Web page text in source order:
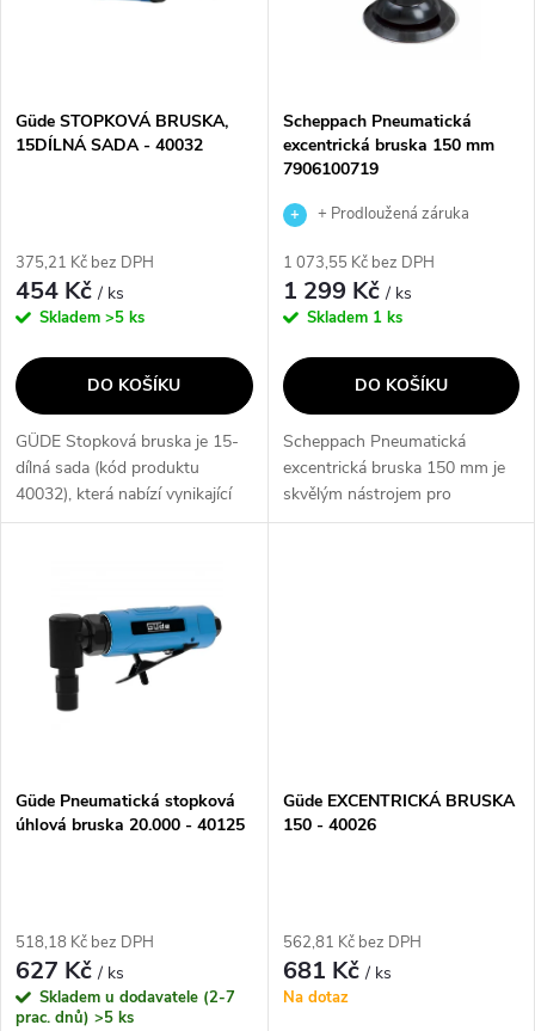
p
o
d
u
k
t
s
p
o
d
u
k
t
Güde STOPKOVÁ BRUSKA,
15DÍLNÁ SADA - 40032
375,21 Kč bez DPH
454 Kč/ ks
Skladem >5 ks
DO KOŠÍKU
GÜDE Stopková bruska je 15-
dílná sada (kód produktu
40032), která nabízí vynikající
výkon a přesnost. S touto
Scheppach Pneumatická
excentrická bruska 150 mm
7906100719
+ Prodloužená záruka
1 073,55 Kč bez DPH
1 299 Kč/ ks
Skladem 1 ks
DO KOŠÍKU
Scheppach Pneumatická
excentrická bruska 150 mm je
skvělým nástrojem pro
broušení dřeva, kovů, plastů,
Güde Pneumatická stopková
úhlová bruska 20.000 - 40125
518,18 Kč bez DPH
627 Kč/ ks
Skladem u dodavatele (2-7
prac. dnů) >5 ks
Güde EXCENTRICKÁ BRUSKA
150 - 40026
562,81 Kč bez DPH
681 Kč/ ks
Na dotaz